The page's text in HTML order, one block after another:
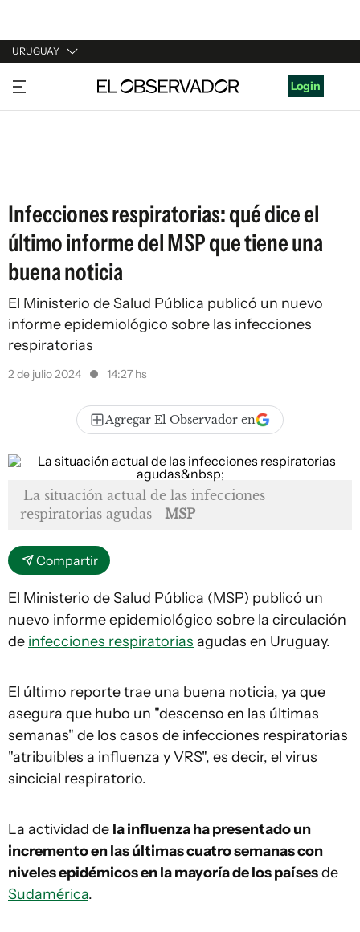
URUGUAY
URUGUAY
ARGENTINA
Login
Infecciones respiratorias: qué dice el
último informe del MSP que tiene una
buena noticia
El Ministerio de Salud Pública publicó un nuevo
informe epidemiológico sobre las infecciones
respiratorias
2 de julio 2024 14:27 hs
Agregar El Observador en
La situación actual de las infecciones
respiratorias agudas
MSP
Compartir
El Ministerio de Salud Pública (MSP) publicó un
nuevo informe epidemiológico sobre la circulación
de infecciones respiratorias agudas en Uruguay.
El último reporte trae una buena noticia, ya que
asegura que hubo un "descenso en las últimas
semanas" de los casos de infecciones respiratorias
"atribuibles a influenza y VRS", es decir, el virus
sincicial respiratorio.
La actividad de la influenza ha presentado un
incremento en las últimas cuatro semanas con
niveles epidémicos en la mayoría de los paísesde
Sudamérica.